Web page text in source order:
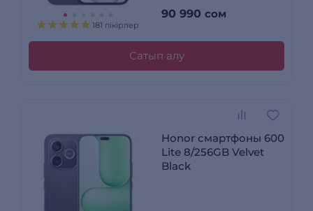
181 пікірлер
90 990 сом
Сатып алу
Honor смартфоны 600
Lite 8/256GB Velvet
Black